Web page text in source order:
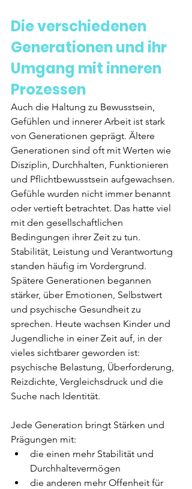
Die verschiedenen
Generationen und ihr
Umgang mit inneren
Prozessen
Auch die Haltung zu Bewusstsein,
Gefühlen und innerer Arbeit ist stark
von Generationen geprägt. Ältere
Generationen sind oft mit Werten wie
Disziplin, Durchhalten, Funktionieren
und Pflichtbewusstsein aufgewachsen.
Gefühle wurden nicht immer benannt
oder vertieft betrachtet. Das hatte viel
mit den gesellschaftlichen
Bedingungen ihrer Zeit zu tun.
Stabilität, Leistung und Verantwortung
standen häufig im Vordergrund.
Spätere Generationen begannen
stärker, über Emotionen, Selbstwert
und psychische Gesundheit zu
sprechen. Heute wachsen Kinder und
Jugendliche in einer Zeit auf, in der
vieles sichtbarer geworden ist:
psychische Belastung, Überforderung,
Reizdichte, Vergleichsdruck und die
Suche nach Identität.
Jede Generation bringt Stärken und
Prägungen mit:
die einen mehr Stabilität und
Durchhaltevermögen
die anderen mehr Offenheit für